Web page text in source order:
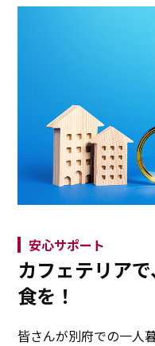
安心サポート
カフェテリア
食を！
皆さんが別府での一人